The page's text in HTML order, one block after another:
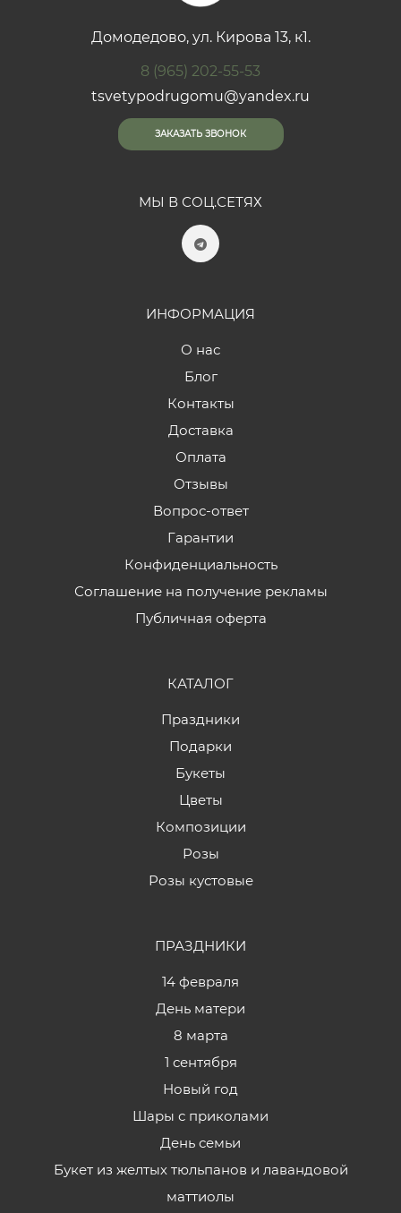
Домодедово, ул. Кирова 13, к1.
8 (965) 202-55-53
tsvetypodrugomu@yandex.ru
ЗАКАЗАТЬ ЗВОНОК
МЫ В СОЦ.СЕТЯХ
ИНФОРМАЦИЯ
О нас
Блог
Контакты
Доставка
Оплата
Отзывы
Вопрос-ответ
Гарантии
Конфиденциальность
Соглашение на получение рекламы
Публичная оферта
КАТАЛОГ
Праздники
Подарки
Букеты
Цветы
Композиции
Розы
Розы кустовые
ПРАЗДНИКИ
14 февраля
День матери
8 марта
1 сентября
Новый год
Шары с приколами
День семьи
Букет из желтых тюльпанов и лавандовой
маттиолы